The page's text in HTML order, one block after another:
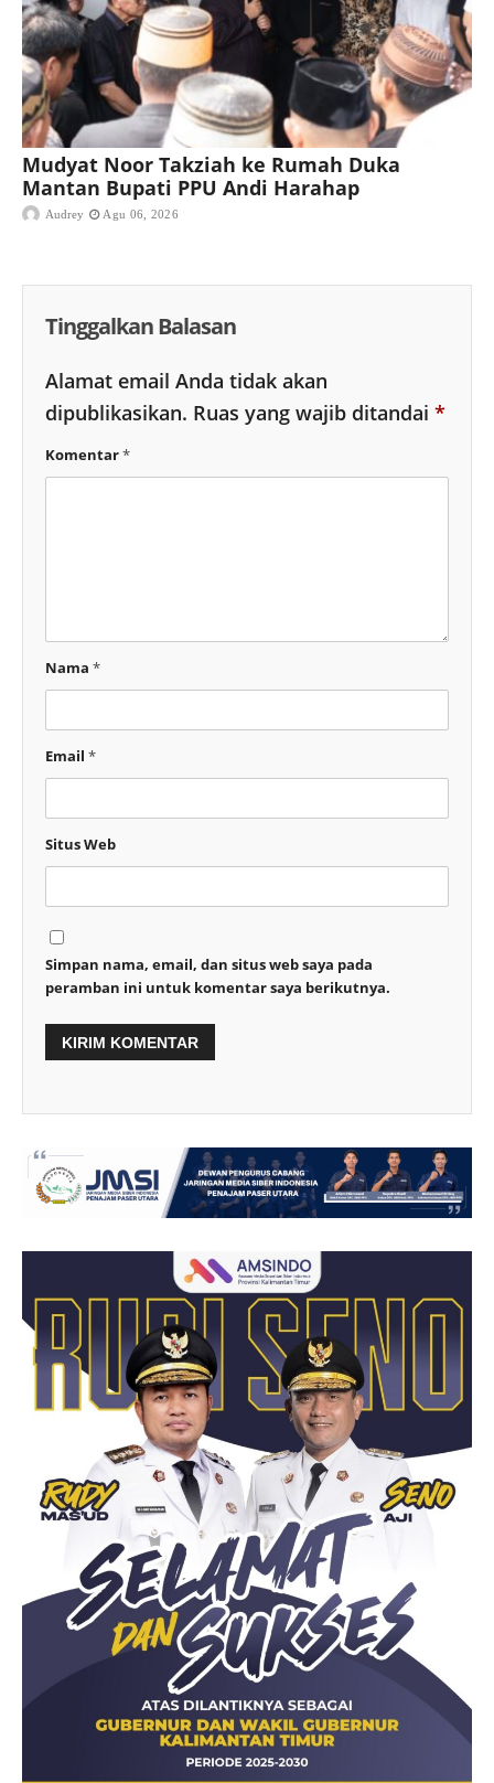
Mudyat Noor Takziah ke Rumah Duka
Mantan Bupati PPU Andi Harahap
Audrey Agu 06, 2026
Tinggalkan Balasan
Alamat email Anda tidak akan
dipublikasikan. Ruas yang wajib ditandai *
Komentar*
Nama *
Email *
Situs Web
Simpan nama, email, dan situs web saya pada
peramban ini untuk komentar saya berikutnya.